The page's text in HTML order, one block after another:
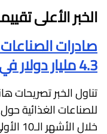
الخبر الأعلى
صادرات
4.3 مليار دولار في 10 أشهر
تناول الخبر تصريحات
للصناعات الغذائية